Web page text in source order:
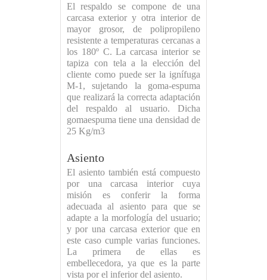
El respaldo se compone de una
carcasa exterior y otra interior de
mayor grosor, de polipropileno
resistente a temperaturas cercanas a
los 180º C. La carcasa interior se
tapiza con tela a la elección del
cliente como puede ser la ignífuga
M-1, sujetando la goma-espuma
que realizará la correcta adaptación
del respaldo al usuario. Dicha
gomaespuma tiene una densidad de
25 Kg/m3
Asiento
El asiento también está compuesto
por una carcasa interior cuya
misión es conferir la forma
adecuada al asiento para que se
adapte a la morfología del usuario;
y por una carcasa exterior que en
este caso cumple varias funciones.
La primera de ellas es
embellecedora, ya que es la parte
vista por el inferior del asiento.